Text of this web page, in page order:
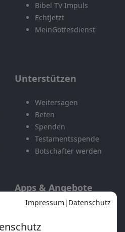
Bibel TV Impuls
EchtJetzt
MeinGottesdienst
Unterstützen
Weitersagen
Beten
Spenden
Testamentsspende
Botschafter werden
Apps & Angebote
Mobile App